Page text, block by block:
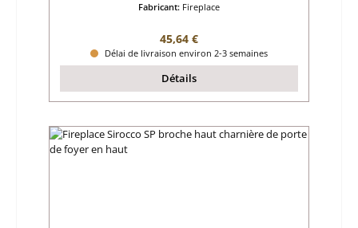
Fabricant: Fireplace
Prix régulier :
45,64 €
Délai de livraison environ 2-3 semaines
Détails